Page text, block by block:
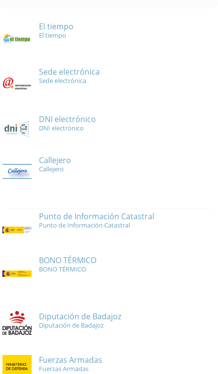
El tiempo
El tiempo
Sede electrónica
Sede electrónica
DNI electrónico
DNI electrónico
Callejero
Callejero
Punto de Información Catastral
Punto de Información Catastral
BONO TÉRMICO
BONO TÉRMICO
Diputación de Badajoz
Diputación de Badajoz
Fuerzas Armadas
Fuerzas Armadas